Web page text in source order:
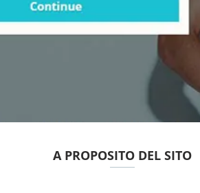
A PROPOSITO DEL SITO